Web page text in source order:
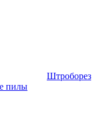
Штроборез
пилы